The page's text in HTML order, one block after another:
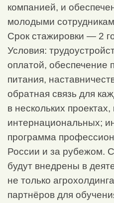
компанией, и
молодыми
Срок стажировки — 2
Условия:
оплатой, обеспечение
питания,
обратная связь для
в нескольких
интернациональных;
программа
России и за рубежом.
будут внедрены в
не только
партнёров для